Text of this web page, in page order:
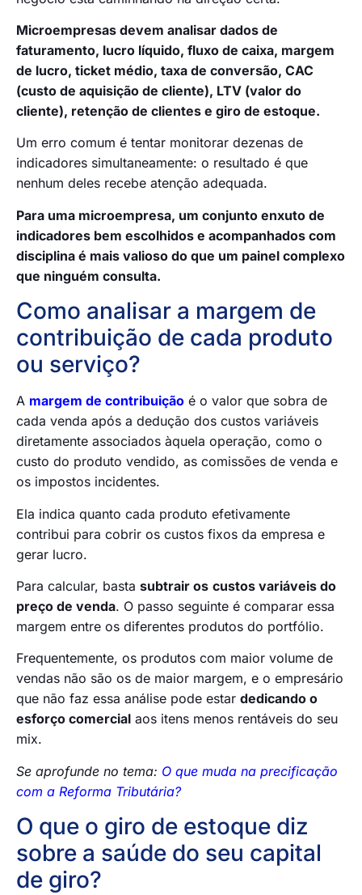
Microempresas devem analisar dados de
faturamento, lucro líquido, fluxo de caixa, margem
de lucro, ticket médio, taxa de conversão, CAC
(custo de aquisição de cliente), LTV (valor do
cliente), retenção de clientes e giro de estoque.
Um erro comum é tentar monitorar dezenas de
indicadores simultaneamente: o resultado é que
nenhum deles recebe atenção adequada.
Para uma microempresa, um conjunto enxuto de
indicadores bem escolhidos e acompanhados com
disciplina é mais valioso do que um painel complexo
que ninguém consulta.
Como analisar a margem de
contribuição de cada produto
ou serviço?
A margem de contribuição é o valor que sobra de
cada venda após a dedução dos custos variáveis
diretamente associados àquela operação, como o
custo do produto vendido, as comissões de venda e
os impostos incidentes.
Ela indica quanto cada produto efetivamente
contribui para cobrir os custos fixos da empresa e
gerar lucro.
Para calcular, basta subtrair os custos variáveis do
preço de venda. O passo seguinte é comparar essa
margem entre os diferentes produtos do portfólio.
Frequentemente, os produtos com maior volume de
vendas não são os de maior margem, e o empresário
que não faz essa análise pode estar dedicando o
esforço comercial aos itens menos rentáveis do seu
mix.
Se aprofunde no tema: O que muda na precificação
com a Reforma Tributária?
O que o giro de estoque diz
sobre a saúde do seu capital
de giro?